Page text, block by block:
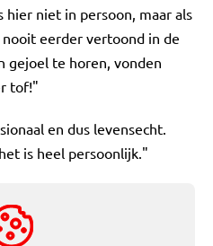
hier niet in persoon, maar als
eerder vertoond in de
gejoel te horen, vonden
tof!"
en dus levensecht.
is heel persoonlijk."